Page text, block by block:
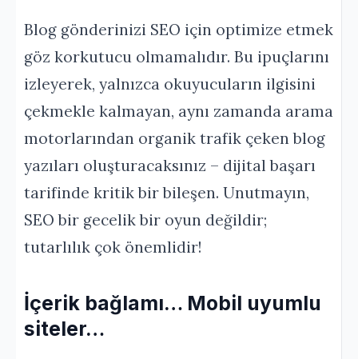
Blog gönderinizi SEO için optimize etmek
göz korkutucu olmamalıdır. Bu ipuçlarını
izleyerek, yalnızca okuyucuların ilgisini
çekmekle kalmayan, aynı zamanda arama
motorlarından organik trafik çeken blog
yazıları oluşturacaksınız – dijital başarı
tarifinde kritik bir bileşen. Unutmayın,
SEO bir gecelik bir oyun değildir;
tutarlılık çok önemlidir!
İçerik bağlamı… Mobil uyumlu
siteler…